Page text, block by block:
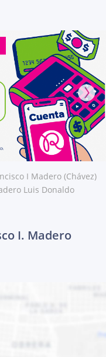
I Madero (Chávez)
Luis Donaldo
I. Madero